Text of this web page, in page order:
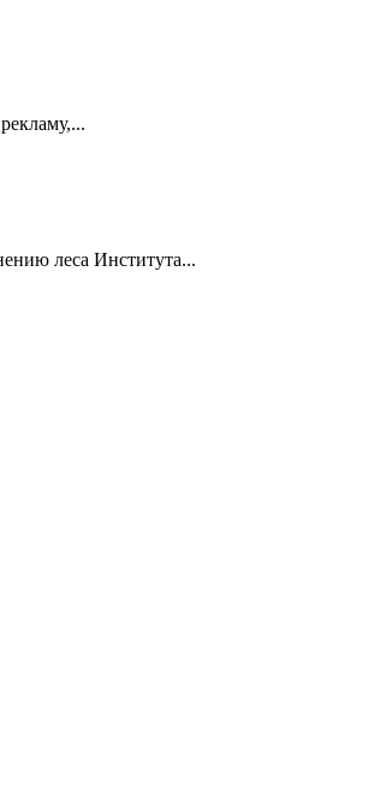
леса Института...